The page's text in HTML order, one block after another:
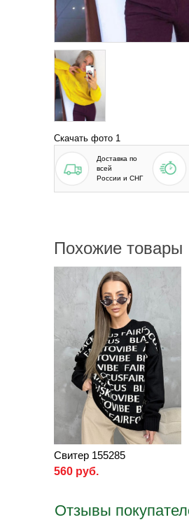
Скачать фото 1
Доставка по
всей
России и СНГ
Похожие товары
Свитер 155285
560 руб.
Отзывы